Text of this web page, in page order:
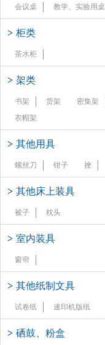
会议桌 教学、实验用桌
> 柜类
茶水柜
> 架类
书架 货架
密集架
衣帽架
> 其他用具
螺丝刀 钳子 挫
> 其他床上装具
被子 枕头
> 室内装具
窗帘
> 其他纸制文具
试卷纸 速印机版纸
> 硒鼓、粉盒